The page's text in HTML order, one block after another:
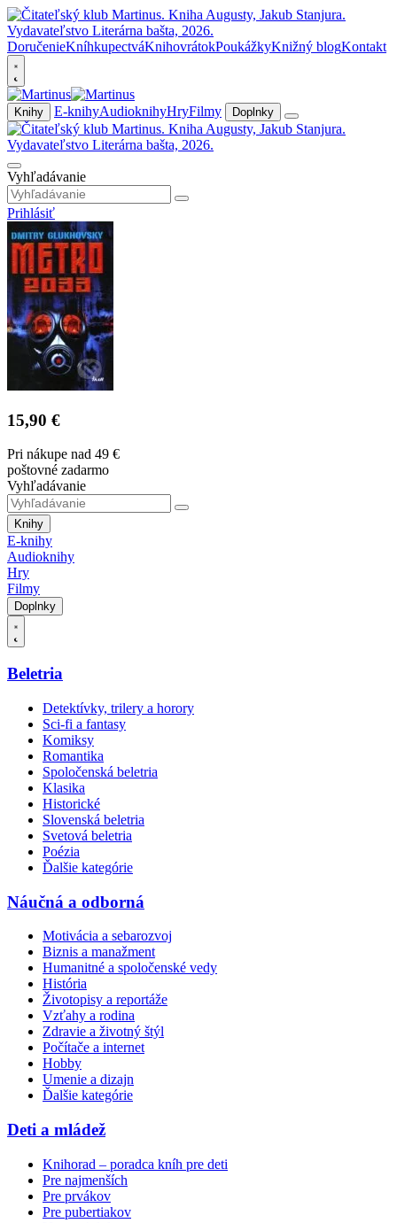
DoručenieKníhkupectváKnihovrátokPoukážkyKnižný blogKontakt
Knihy E-knihyAudioknihyHryFilmy Doplnky
Vyhľadávanie
Prihlásiť
15,90 €
Pri nákupe nad 49 €
poštovné zadarmo
Vyhľadávanie
Knihy
E-knihy
Audioknihy
Hry
Filmy
Doplnky
Beletria
Detektívky, trilery a horory
Sci-fi a fantasy
Komiksy
Romantika
Spoločenská beletria
Klasika
Historické
Slovenská beletria
Svetová beletria
Poézia
Ďalšie kategórie
Náučná a odborná
Motivácia a sebarozvoj
Biznis a manažment
Humanitné a spoločenské vedy
História
Životopisy a reportáže
Vzťahy a rodina
Zdravie a životný štýl
Počítače a internet
Hobby
Umenie a dizajn
Ďalšie kategórie
Deti a mládež
Knihorad – poradca kníh pre deti
Pre najmenších
Pre prvákov
Pre pubertiakov